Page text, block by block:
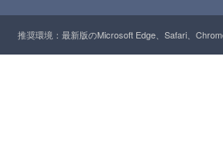
推奨環境：最新版のMicrosoft Edge、Safari、